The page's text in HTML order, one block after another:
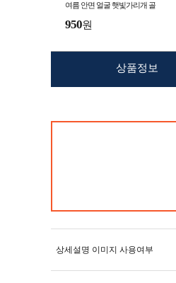
여름 안면 얼굴 햇빛가리개 골
950원
상세설명 이미지 사용여부
상품정보